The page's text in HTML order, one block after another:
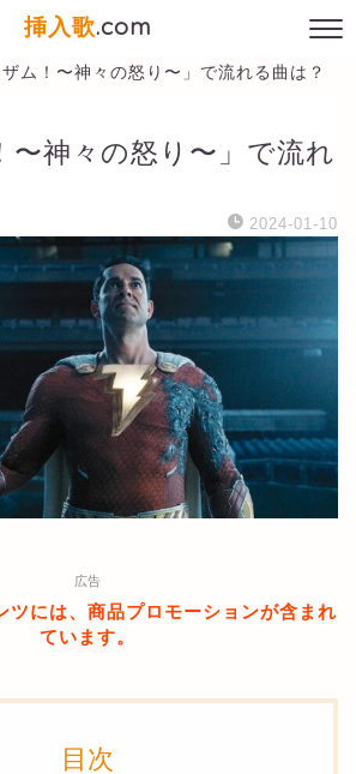
挿入歌.com
ザム！〜神々の怒り〜」で流れる曲は？
〜神々の怒り〜」で流れ
2024-01-10
広告
ツには、商品プロモーションが含まれ
ています。
目次